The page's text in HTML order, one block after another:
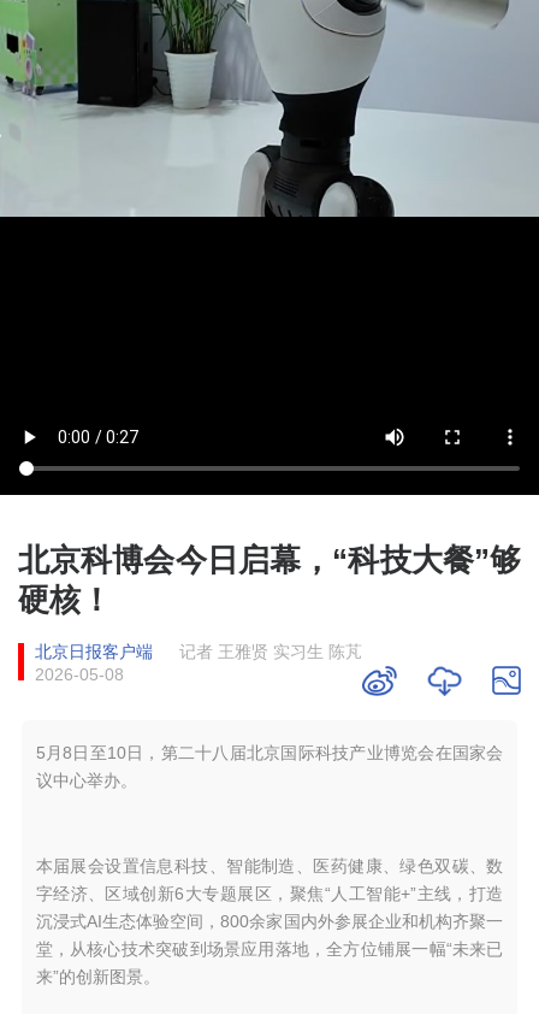
北京科博会今日启幕，“科技大餐”够
硬核！
北京日报客户端
记者 王雅贤 实习生 陈芃
2026-05-08
5月8日至10日，第二十八届北京国际科技产业博览会在国家会
议中心举办。
本届展会设置信息科技、智能制造、医药健康、绿色双碳、数
字经济、区域创新6大专题展区，聚焦“人工智能+”主线，打造
沉浸式AI生态体验空间，800余家国内外参展企业和机构齐聚一
堂，从核心技术突破到场景应用落地，全方位铺展一幅“未来已
来”的创新图景。